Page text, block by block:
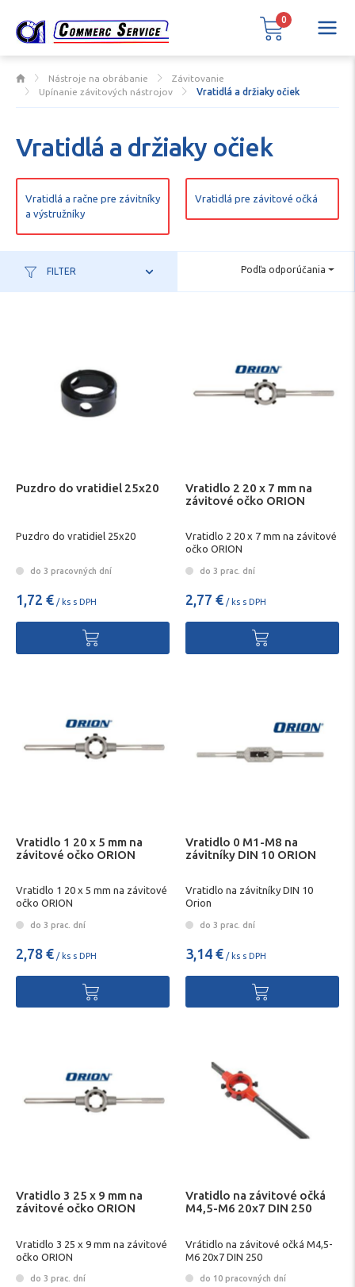
Nástroje na obrábanie
Závitovanie
Upínanie závitových nástrojov
Vratidlá a držiaky očiek
Vratidlá a držiaky očiek
Vratidlá a račne pre závitníky
a výstružníky
Vratidlá pre závitové očká
FILTER Podľa odporúčania
Puzdro do vratidiel 25x20
Puzdro do vratidiel 25x20
do 3 pracovných dní
1,72 € / ks s DPH
Vratidlo 2 20 x 7 mm na
závitové očko ORION
Vratidlo 2 20 x 7 mm na závitové
očko ORION
do 3 prac. dní
2,77 € / ks s DPH
Vratidlo 1 20 x 5 mm na
závitové očko ORION
Vratidlo 1 20 x 5 mm na závitové
očko ORION
do 3 prac. dní
2,78 € / ks s DPH
Vratidlo 0 M1-M8 na
závitníky DIN 10 ORION
Vratidlo na závitníky DIN 10
Orion
do 3 prac. dní
3,14 € / ks s DPH
Vratidlo 3 25 x 9 mm na
závitové očko ORION
Vratidlo 3 25 x 9 mm na závitové
očko ORION
do 3 prac. dní
Vratidlo na závitové očká
M4,5-M6 20x7 DIN 250
Vrátidlo na závitové očká M4,5-
M6 20x7 DIN 250
do 10 pracovných dní
0